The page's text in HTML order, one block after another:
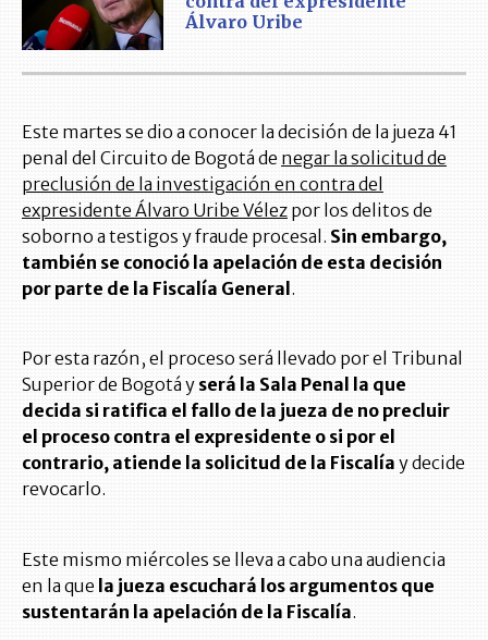
Álvaro Uribe
Este martes se dio a conocer la decisión de la jueza 41
penal del Circuito de Bogotá de negar la solicitud de
preclusión de la investigación en contra del
expresidente Álvaro Uribe Vélez por los delitos de
soborno a testigos y fraude procesal. Sin embargo,
también se conoció la apelación de esta decisión
por parte de la Fiscalía General .
Por esta razón, el proceso será llevado por el Tribunal
Superior de Bogotá y será la Sala Penal la que
decida si ratifica el fallo de la jueza de no precluir
el proceso contra el expresidente o si por el
contrario, atiende la solicitud de la Fiscalía y decide
revocarlo.
Este mismo miércoles se lleva a cabo una audiencia
en la que la jueza escuchará los argumentos que
sustentarán la apelación de la Fiscalía.